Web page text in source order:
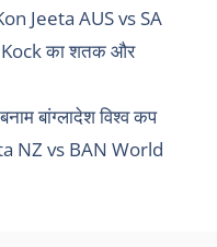
Jeeta AUS vs SA
का शतक और
बांग्लादेश विश्व कप
NZ vs BAN World